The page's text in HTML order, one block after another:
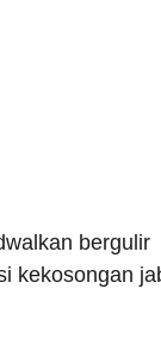
bergulir
kekosongan